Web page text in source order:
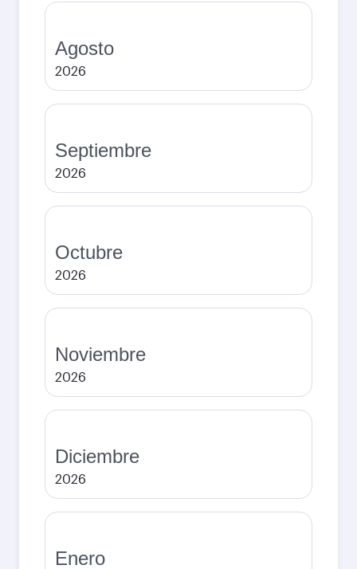
Agosto
2026
Septiembre
2026
Octubre
2026
Noviembre
2026
Diciembre
2026
Enero